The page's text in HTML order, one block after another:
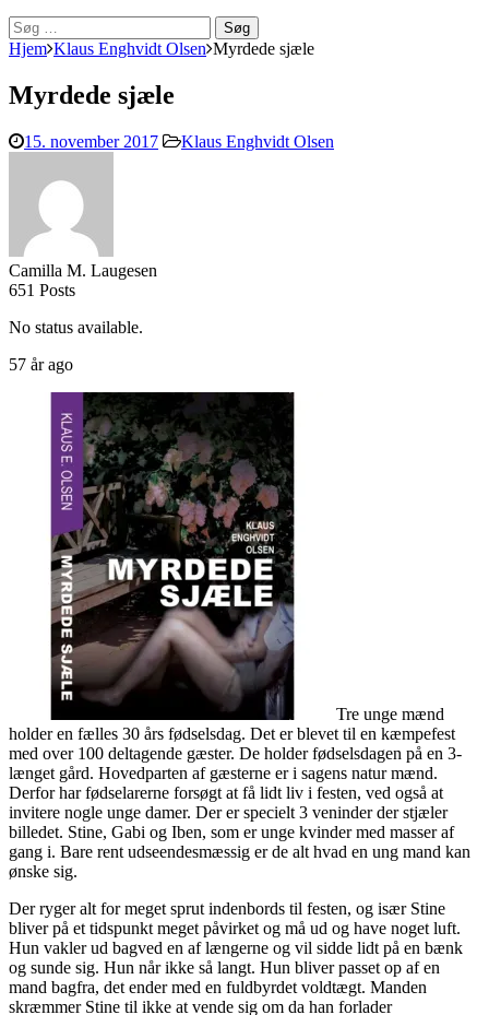
Søg
efter:
Hjem Klaus Enghvidt Olsen Myrdede sjæle
Myrdede sjæle
15. november 2017 Klaus Enghvidt Olsen
Camilla M. Laugesen
651 Posts
No status available.
57 år ago
Tre unge mænd
holder en fælles 30 års fødselsdag. Det er blevet til en kæmpefest
med over 100 deltagende gæster. De holder fødselsdagen på en 3-
længet gård. Hovedparten af gæsterne er i sagens natur mænd.
Derfor har fødselarerne forsøgt at få lidt liv i festen, ved også at
invitere nogle unge damer. Der er specielt 3 veninder der stjæler
billedet. Stine, Gabi og Iben, som er unge kvinder med masser af
gang i. Bare rent udseendesmæssig er de alt hvad en ung mand kan
ønske sig.
Der ryger alt for meget sprut indenbords til festen, og især Stine
bliver på et tidspunkt meget påvirket og må ud og have noget luft.
Hun vakler ud bagved en af længerne og vil sidde lidt på en bænk
og sunde sig. Hun når ikke så langt. Hun bliver passet op af en
mand bagfra, det ender med en fuldbyrdet voldtægt. Manden
skræmmer Stine til ikke at vende sig om da han forlader